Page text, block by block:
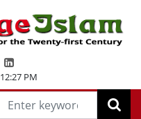
12:27 PM